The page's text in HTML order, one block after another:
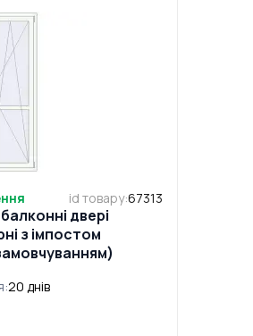
id товару:67313
двері
з імпостом
:20 днів